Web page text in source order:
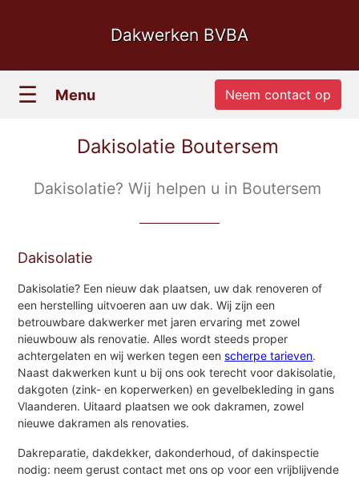
Dakwerken BVBA
☰ Menu Neem contact op
Dakisolatie Boutersem
Dakisolatie? Wij helpen u in Boutersem
Dakisolatie
Dakisolatie? Een nieuw dak plaatsen, uw dak renoveren of
een herstelling uitvoeren aan uw dak. Wij zijn een
betrouwbare dakwerker met jaren ervaring met zowel
nieuwbouw als renovatie. Alles wordt steeds proper
achtergelaten en wij werken tegen eenscherpe tarieven.
Naast dakwerken kunt u bij ons ook terecht voor dakisolatie,
dakgoten (zink- en koperwerken) en gevelbekleding in gans
Vlaanderen. Uitaard plaatsen we ook dakramen, zowel
nieuwe dakramen als renovaties.
Dakreparatie, dakdekker, dakonderhoud, of dakinspectie
nodig: neem gerust contact met ons op voor een vrijblijvende